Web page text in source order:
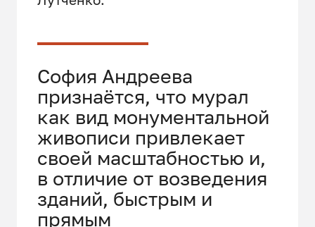
София Андреева
признаётся, что мурал
как вид монументальной
живописи привлекает
своей масштабностью и,
в отличие от возведения
зданий, быстрым и
прямым